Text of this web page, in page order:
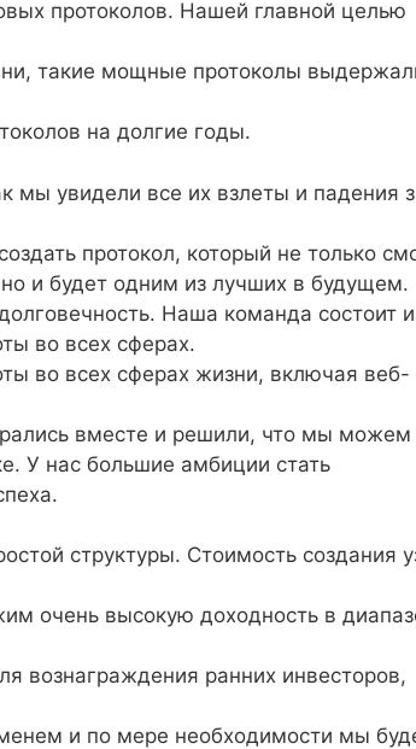
протоколов. Нашей главной целью
такие мощные протоколы
на долгие годы.
мы увидели все их взлеты и падения
протокол, который не только
и будет одним из лучших в будущем.
Наша команда состоит
во всех сферах.
во всех сферах жизни, включая веб-
вместе и решили, что мы можем
У нас большие амбиции стать
структуры. Стоимость создания
очень высокую доходность в
вознаграждения ранних инвесторов,
и по мере необходимости мы